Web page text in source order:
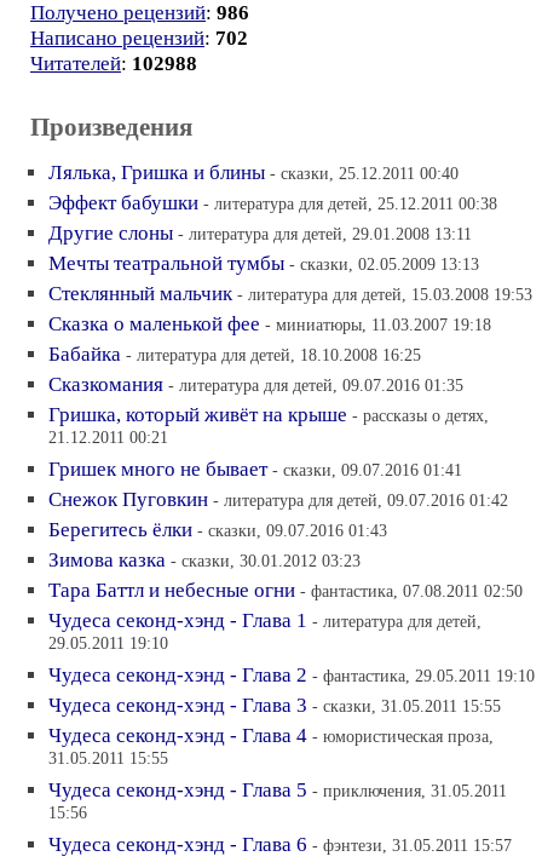
Получено рецензий: 986
Написано рецензий: 702
Читателей: 102988
Произведения
Лялька, Гришка и блины - сказки, 25.12.2011 00:40
Эффект бабушки - литература для детей, 25.12.2011 00:38
Другие слоны - литература для детей, 29.01.2008 13:11
Мечты театральной тумбы - сказки, 02.05.2009 13:13
Стеклянный мальчик - литература для детей, 15.03.2008 19:53
Сказка о маленькой фее - миниатюры, 11.03.2007 19:18
Бабайка - литература для детей, 18.10.2008 16:25
Сказкомания - литература для детей, 09.07.2016 01:35
Гришка, который живёт на крыше - рассказы о детях,
21.12.2011 00:21
Гришек много не бывает - сказки, 09.07.2016 01:41
Снежок Пуговкин - литература для детей, 09.07.2016 01:42
Берегитесь ёлки - сказки, 09.07.2016 01:43
Зимова казка - сказки, 30.01.2012 03:23
Тара Баттл и небесные огни - фантастика, 07.08.2011 02:50
Чудеса секонд-хэнд - Глава 1 - литература для детей,
29.05.2011 19:10
Чудеса секонд-хэнд - Глава 2 - фантастика, 29.05.2011 19:10
Чудеса секонд-хэнд - Глава 3 - сказки, 31.05.2011 15:55
Чудеса секонд-хэнд - Глава 4 - юмористическая проза,
31.05.2011 15:55
Чудеса секонд-хэнд - Глава 5 - приключения, 31.05.2011
15:56
Чудеса секонд-хэнд - Глава 6 - фэнтези, 31.05.2011 15:57